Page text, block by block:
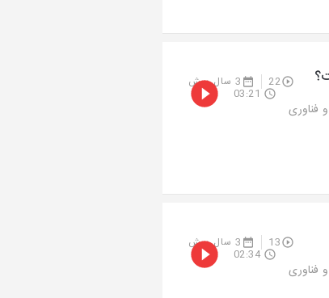
22 3 سال پیش
فناوری
03:21
13 3 سال پیش
فناوری
02:34